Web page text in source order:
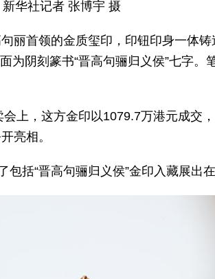
新华社记者 张博宇 摄
丽首领的金质玺印，印钮印身一体
为阴刻篆书“晋高句骊归义侯”七字。
上，这方金印以1079.7万港元成交
亮相。
括“晋高句骊归义侯”金印入藏展出